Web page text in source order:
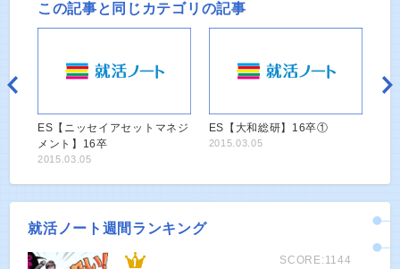
この記事と同じカテゴリの記事
ES【ニッセイアセットマネジ
メント】16卒
2015.03.05
ES【大和総研】16卒①
2015.03.05
就活ノート週間ランキング
SCORE:1144